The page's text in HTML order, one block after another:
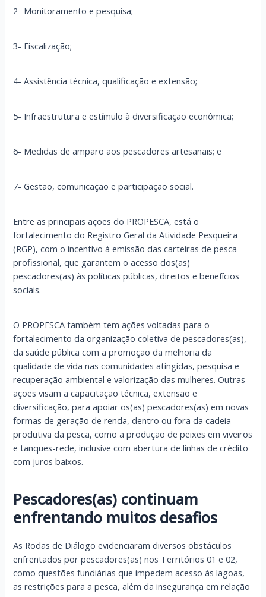
2- Monitoramento e pesquisa;
3- Fiscalização;
4- Assistência técnica, qualificação e extensão;
5- Infraestrutura e estímulo à diversificação econômica;
6- Medidas de amparo aos pescadores artesanais; e
7- Gestão, comunicação e participação social.
Entre as principais ações do PROPESCA, está o
fortalecimento do Registro Geral da Atividade Pesqueira
(RGP), com o incentivo à emissão das carteiras de pesca
profissional, que garantem o acesso dos(as)
pescadores(as) às políticas públicas, direitos e benefícios
sociais.
O PROPESCA também tem ações voltadas para o
fortalecimento da organização coletiva de pescadores(as),
da saúde pública com a promoção da melhoria da
qualidade de vida nas comunidades atingidas, pesquisa e
recuperação ambiental e valorização das mulheres. Outras
ações visam a capacitação técnica, extensão e
diversificação, para apoiar os(as) pescadores(as) em novas
formas de geração de renda, dentro ou fora da cadeia
produtiva da pesca, como a produção de peixes em viveiros
e tanques-rede, inclusive com abertura de linhas de crédito
com juros baixos.
Pescadores(as) continuam
enfrentando muitos desafios
As Rodas de Diálogo evidenciaram diversos obstáculos
enfrentados por pescadores(as) nos Territórios 01 e 02,
como questões fundiárias que impedem acesso às lagoas,
as restrições para a pesca, além da insegurança em relação